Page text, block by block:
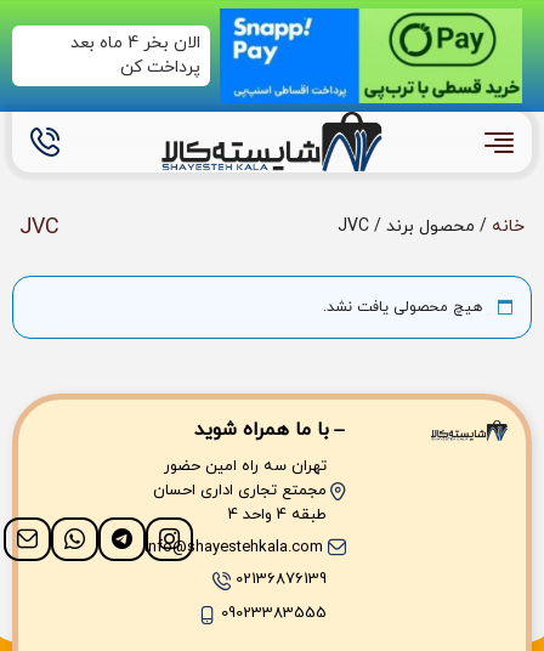
الان بخر 4 ماه بعد
پرداخت کن
خانه / محصول برند / JVC JVC
هیچ محصولی یافت نشد.
با ما همراه شوید
تهران سه راه امین حضور
مجمتع تجاری اداری احسان
طبقه 4 واحد 4
info@shayestehkala.com
02136876139
09023383555